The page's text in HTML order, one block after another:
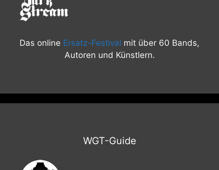
Das online Ersatz-Festival mit über 60 Bands,
Autoren und Künstlern.
WGT-Guide